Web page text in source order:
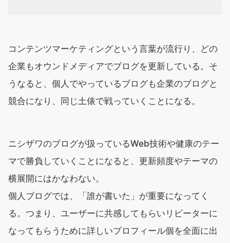
コンテンツマーケティングという言葉が流行り、どの
企業もオウンドメディアでブログを更新している。そ
うなると、個人でやっているブログも企業のブログと
競合になり、同じ土俵で戦っていくことになる。
ニシザワのブログが扱っているWeb技術や健康のテー
マで勝負していくことになると、更新頻度やテーマの
横展開にはかなわない。
個人ブログでは、「誰が書いた」が重要になってく
る。つまり、ユーザーに共感してもらいリピーターに
なってもらうために詳しいプロフィール個を全面に出